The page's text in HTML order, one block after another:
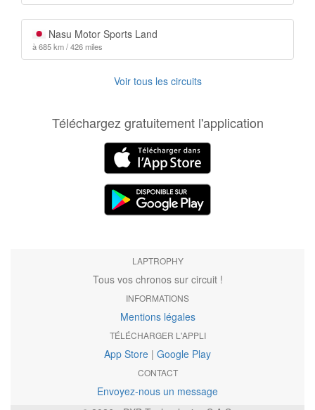
Nasu Motor Sports Land
à 685 km / 426 miles
Voir tous les circuits
Téléchargez gratuitement l'application
LAPTROPHY
Tous vos chronos sur circuit !
INFORMATIONS
Mentions légales
TÉLÉCHARGER L'APPLI
App Store | Google Play
CONTACT
Envoyez-nous un message